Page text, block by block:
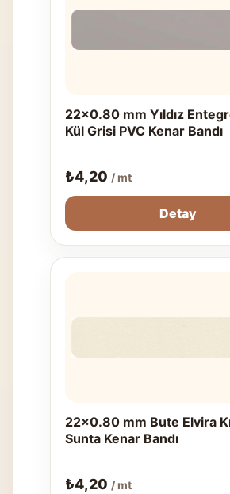
22x0.80 mm Yıldız
Kül Grisi PVC Kenar Bandı
₺4,20 / mt
Detay
22x0.80 mm Bute Elvira
Sunta Kenar Bandı
₺4,20 / mt